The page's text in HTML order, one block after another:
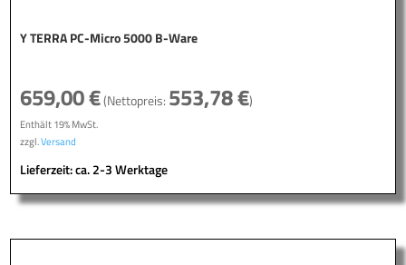
Y TERRA PC-Micro 5000 B-Ware
659,00€(Nettopreis: 553,78€)
Enthält 19% MwSt.
zzgl.Versand
Lieferzeit: ca. 2-3 Werktage